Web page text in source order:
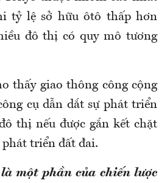
tỷ lệ sở hữu ôtô thấp hơn
đô thị có quy mô tương
thấy giao thông công cộng
cụ dẫn dắt sự phát triển
thị nếu được gắn kết chặt
triển đất đai.
một phần của chiến lược